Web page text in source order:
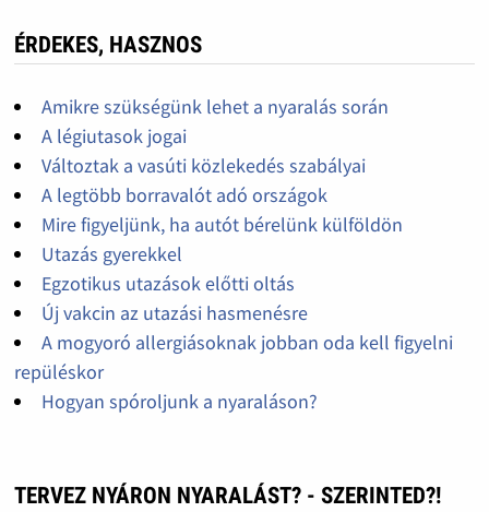
ÉRDEKES, HASZNOS
Amikre szükségünk lehet a nyaralás során
A légiutasok jogai
Változtak a vasúti közlekedés szabályai
A legtöbb borravalót adó országok
Mire figyeljünk, ha autót bérelünk külföldön
Utazás gyerekkel
Egzotikus utazások előtti oltás
Új vakcin az utazási hasmenésre
A mogyoró allergiásoknak jobban oda kell figyelni
repüléskor
Hogyan spóroljunk a nyaraláson?
TERVEZ NYÁRON NYARALÁST? - SZERINTED?!